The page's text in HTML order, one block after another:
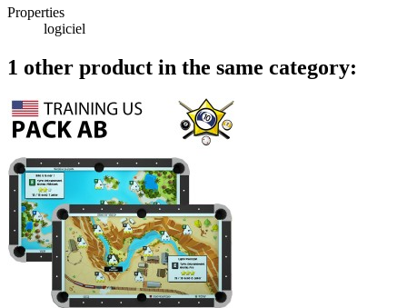
Properties
logiciel
1 other product in the same category: